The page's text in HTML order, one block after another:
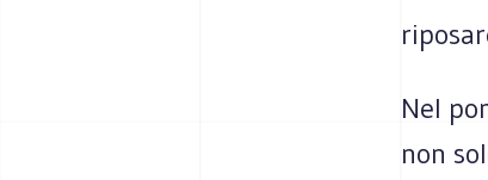
Nel
non